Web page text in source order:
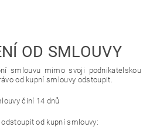
OD SMLOUVY
smlouvu mimo svoji podnikatelskou
od kupní smlouvy odstoupit.
činí 14 dnů
od kupní smlouvy: